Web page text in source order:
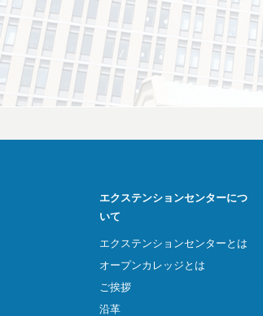
エクステンションセンターにつ
いて
エクステンションセンターとは
オープンカレッジとは
ご挨拶
沿革